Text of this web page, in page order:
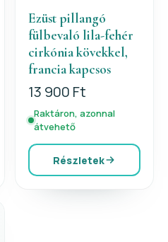
Ezüst pillangó
fülbevaló lila-fehér
cirkónia kövekkel,
francia kapcsos
13 900 Ft
Raktáron, azonnal
átvehető
Részletek